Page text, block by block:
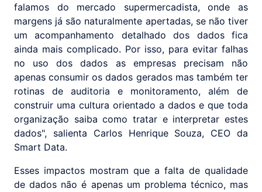
falamos do mercado supermercadista, onde as
margens já são naturalmente apertadas, se não tiver
um acompanhamento detalhado dos dados fica
ainda mais complicado. Por isso, para evitar falhas
no uso dos dados as empresas precisam não
apenas consumir os dados gerados mas também ter
rotinas de auditoria e monitoramento, além de
construir uma cultura orientado a dados e que toda
organização saiba como tratar e interpretar estes
dados", salienta Carlos Henrique Souza, CEO da
Smart Data.
Esses impactos mostram que a falta de qualidade
de dados não é apenas um problema técnico, mas